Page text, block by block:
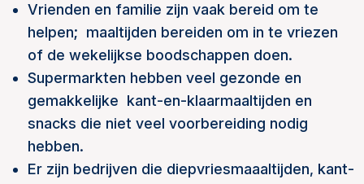
Vrienden en familie zijn vaak bereid om te
helpen; maaltijden bereiden om in te vriezen
of de wekelijkse boodschappen doen.
Supermarkten hebben veel gezonde en
gemakkelijke kant-en-klaarmaaltijden en
snacks die niet veel voorbereiding nodig
hebben.
Er zijn bedrijven die diepvriesmaaaltijden, kant-